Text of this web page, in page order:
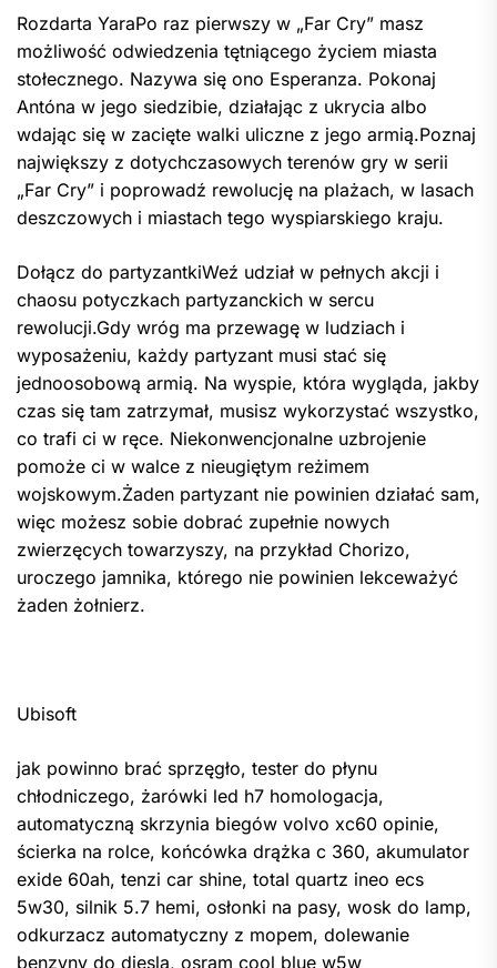
Rozdarta YaraPo raz pierwszy w „Far Cry” masz
możliwość odwiedzenia tętniącego życiem miasta
stołecznego. Nazywa się ono Esperanza. Pokonaj
Antóna w jego siedzibie, działając z ukrycia albo
wdając się w zacięte walki uliczne z jego armią.Poznaj
największy z dotychczasowych terenów gry w serii
„Far Cry” i poprowadź rewolucję na plażach, w lasach
deszczowych i miastach tego wyspiarskiego kraju.
Dołącz do partyzantkiWeź udział w pełnych akcji i
chaosu potyczkach partyzanckich w sercu
rewolucji.Gdy wróg ma przewagę w ludziach i
wyposażeniu, każdy partyzant musi stać się
jednoosobową armią. Na wyspie, która wygląda, jakby
czas się tam zatrzymał, musisz wykorzystać wszystko,
co trafi ci w ręce. Niekonwencjonalne uzbrojenie
pomoże ci w walce z nieugiętym reżimem
wojskowym.Żaden partyzant nie powinien działać sam,
więc możesz sobie dobrać zupełnie nowych
zwierzęcych towarzyszy, na przykład Chorizo,
uroczego jamnika, którego nie powinien lekceważyć
żaden żołnierz.
Ubisoft
jak powinno brać sprzęgło, tester do płynu
chłodniczego, żarówki led h7 homologacja,
automatyczną skrzynia biegów volvo xc60 opinie,
ścierka na rolce, końcówka drążka c 360, akumulator
exide 60ah, tenzi car shine, total quartz ineo ecs
5w30, silnik 5.7 hemi, osłonki na pasy, wosk do lamp,
odkurzacz automatyczny z mopem, dolewanie
benzyny do diesla, osram cool blue w5w